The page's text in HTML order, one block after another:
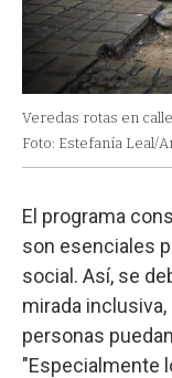
Veredas rotas en
Foto: Estefanía Leal/
El programa
son esenciales
social. Así, se
mirada
personas
"Especialmente